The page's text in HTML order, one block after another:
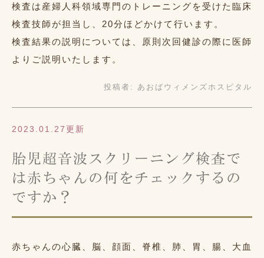
検査は産婦人科領域専門のトレーニングを受けた臨床
検査技師が担当し、20分ほどかけて行います。
検査結果の説明については、原則次回健診の際に医師
よりご説明いたします。
投稿者: あおばウィメンズホスピタル
2023.01.27更新
胎児超音波スクリーニング検査で
は赤ちゃんの何をチェックするの
ですか？
赤ちゃんの心臓、脳、顔面、脊椎、肺、胃、腸、大血